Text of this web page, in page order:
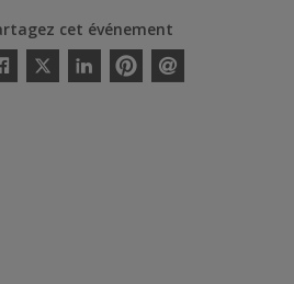
cet événement
Twitter
LinkedinPinterestEnvoyer